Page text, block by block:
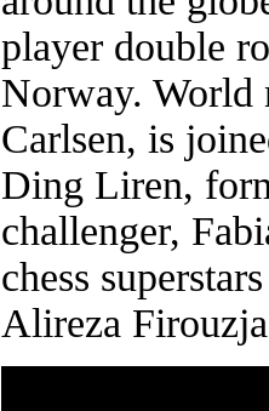
player double
Norway. World
Carlsen, is
Ding Liren,
challenger,
chess
Alireza